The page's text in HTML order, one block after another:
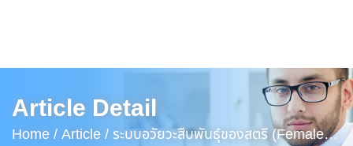
Article Detail
Home /Article / ระบบอวัยวะสืบพันธุ์ของสตรี (Female